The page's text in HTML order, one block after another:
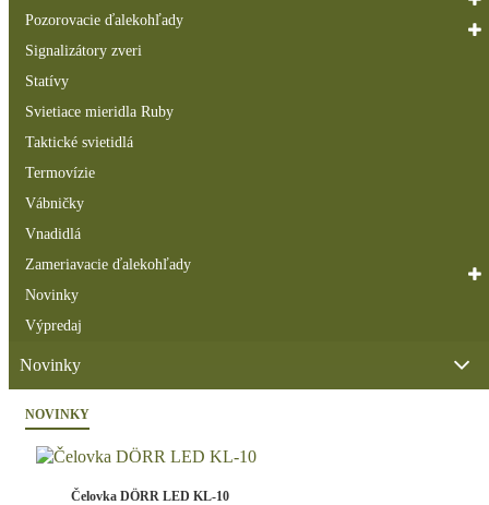
Pozorovacie ďalekohľady
Signalizátory zveri
Statívy
Svietiace mieridla Ruby
Taktické svietidlá
Termovízie
Vábničky
Vnadidlá
Zameriavacie ďalekohľady
Novinky
Výpredaj
Novinky
NOVINKY
Čelovka DÖRR LED KL-10